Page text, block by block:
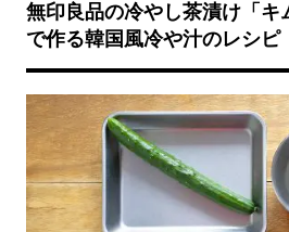
無印良品の冷やし茶漬け「キ
で作る韓国風冷や汁のレシピ